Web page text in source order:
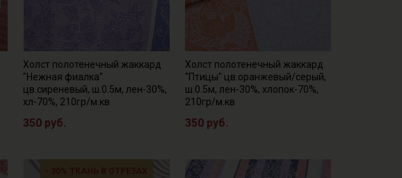
Холст полотенечный жаккард
"Нежная фиалка"
цв.сиреневый, ш.0.5м, лен-30%,
хл-70%, 210гр/м.кв
350 руб.
Холст полотенечный жаккард
"Птицы" цв.оранжевый/серый,
ш.0.5м, лен-30%, хлопок-70%,
210гр/м.кв
350 руб.